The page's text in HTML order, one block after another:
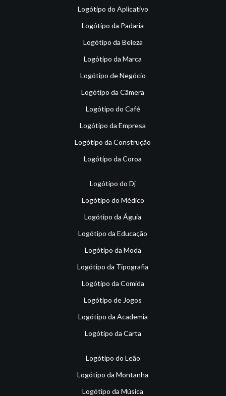
Logótipo do Aplicativo
Logótipo da Padaria
Logótipo da Beleza
Logótipo da Marca
Logótipo de Negócio
Logótipo da Câmera
Logótipo do Café
Logótipo da Empresa
Logótipo da Construção
Logótipo da Coroa
Logótipo do Dj
Logótipo do Médico
Logótipo da Águia
Logótipo da Educação
Logótipo da Moda
Logótipo da Tipografia
Logótipo da Comida
Logótipo de Jogos
Logótipo da Academia
Logótipo da Carta
Logótipo do Leão
Logótipo da Montanha
Logótipo da Música